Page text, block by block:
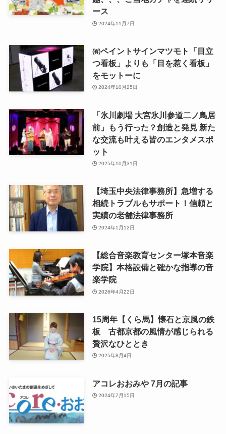
ース
2024年11月7日
㈲ペイントサインマツモト「目立
つ看板」よりも「目を惹く看板」
をモットーに
2024年10月25日
「氷川劇場 大宮氷川参道二ノ鳥居
前」もう行った？創造と発見 新た
な交流も叶える皆のエンタメスポ
ット
2025年10月31日
【埼玉中央法律事務所】急増する
相続トラブルもサポート！信頼と
実績の老舗法律事務所
2024年1月12日
【総合音楽教育センター塚本音楽
学院】本格設備と確かな指導の音
楽学院
2026年4月22日
15周年【くら馬】懐石と京風の鉄
板 古都京都の風情が感じられる
贅沢なひととき
2025年8月4日
アコレおおみや 7月の記事
2024年7月15日